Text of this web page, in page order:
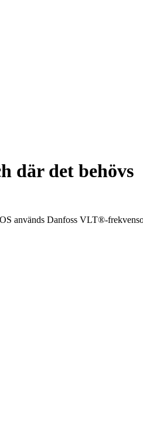
där det behövs
används Danfoss VLT®-